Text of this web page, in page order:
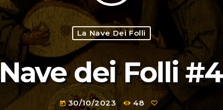
La Nave Dei Folli
dei Folli
today 30/10/2023 48